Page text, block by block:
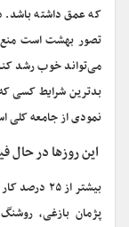
که عمق داشته باشد.
تصور بهشت است
می‌تواند خوب رشد
بدترین شرایط کسی
نمودی از جامعه کلی
این روزها در حال
بیشتر از
پژمان بازغی،